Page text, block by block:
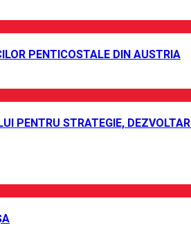
PENTICOSTALE DIN AUSTRIA
PENTRU STRATEGIE,